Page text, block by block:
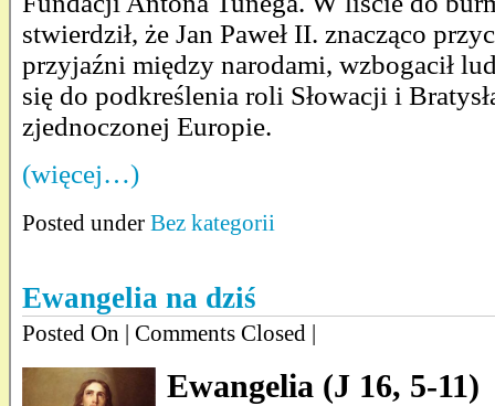
stwierdził, że Jan Paweł II. znacząco
przyjaźni między narodami, wzbogacił
się do podkreślenia roli Słowacji i
zjednoczonej Europie.
(więcej…)
Posted under Bez kategorii
Ewangelia na dziś
Posted On | Comments Closed |
Ewangelia (J 16, 5-11)